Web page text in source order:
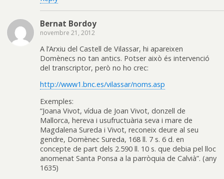
Bernat Bordoy
novembre 21, 2012
A l’Arxiu del Castell de Vilassar, hi apareixen
Domènecs no tan antics. Potser això és intervenció
del transcriptor, però no ho crec:
http://www1.bnc.es/vilassar/noms.asp
Exemples:
“Joana Vivot, vídua de Joan Vivot, donzell de
Mallorca, hereva i usufructuària seva i mare de
Magdalena Sureda i Vivot, reconeix deure al seu
gendre, Domènec Sureda, 168 ll. 7 s. 6 d. en
concepte de part dels 2.590 ll. 10 s. que debia pel lloc
anomenat Santa Ponsa a la parròquia de Calvià”. (any
1635)